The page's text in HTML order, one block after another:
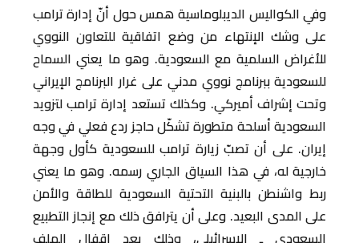
وفي الكواليس الديبلوماسية همس حول أنّ إدارة ترامب
على وشك الإنتهاء من وضع اتفاقية للتعاون النووي
للأغراض السلمية مع السعودية. وهو ما يعني السماح
للسعودية ببرنامج نووي مدني على غرار البرنامج الإيراني
وتحت إشراف أميركي. وكذلك تستعد إدارة ترامب لتزويد
السعودية أسلحة متطورة تشكّل حاجز ردع فعلي في وجه
إيران. على أن تصبّ زيارة ترامب للسعودية كأول وجهة
خارجية له، في هذا السياق الجاري رسمه. وهو ما يعني
ربط واشنطن بالبنية التحتية السعودية للطاقة والأمن
على المدى البعيد. وعلى أن يترافق ذلك مع إنجاز التطبيع
السعودي ـ الإسرائيلي، وذلك بعد إقفال الملف